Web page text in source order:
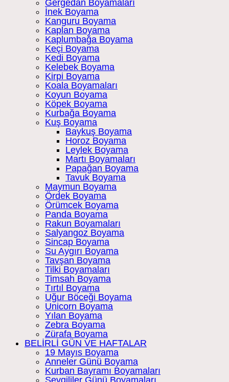
Gergedan Boyamaları
İnek Boyama
Kanguru Boyama
Kaplan Boyama
Kaplumbağa Boyama
Keçi Boyama
Kedi Boyama
Kelebek Boyama
Kirpi Boyama
Koala Boyamaları
Koyun Boyama
Köpek Boyama
Kurbağa Boyama
Kuş Boyama
Baykuş Boyama
Horoz Boyama
Leylek Boyama
Martı Boyamaları
Papağan Boyama
Tavuk Boyama
Maymun Boyama
Ördek Boyama
Örümcek Boyama
Panda Boyama
Rakun Boyamaları
Salyangoz Boyama
Sincap Boyama
Su Aygırı Boyama
Tavşan Boyama
Tilki Boyamaları
Timsah Boyama
Tırtıl Boyama
Uğur Böceği Boyama
Unicorn Boyama
Yılan Boyama
Zebra Boyama
Zürafa Boyama
BELİRLİ GÜN VE HAFTALAR
19 Mayıs Boyama
Anneler Günü Boyama
Kurban Bayramı Boyamaları
Sevgililer Günü Boyamaları